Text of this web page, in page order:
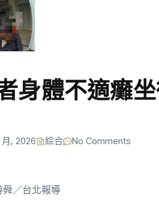
流行文化
身體不適癱
, 2026 綜合 No Comments
舜／台北報導